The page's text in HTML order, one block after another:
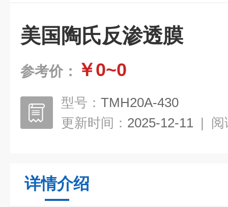
美国陶氏反渗透膜
参考价： ￥0~0
型号： TMH20A-430
更新时间： 2025-12-11 | 阅
详情介绍